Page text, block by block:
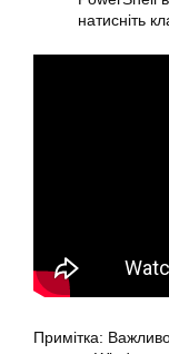
натисніть
Примітка: